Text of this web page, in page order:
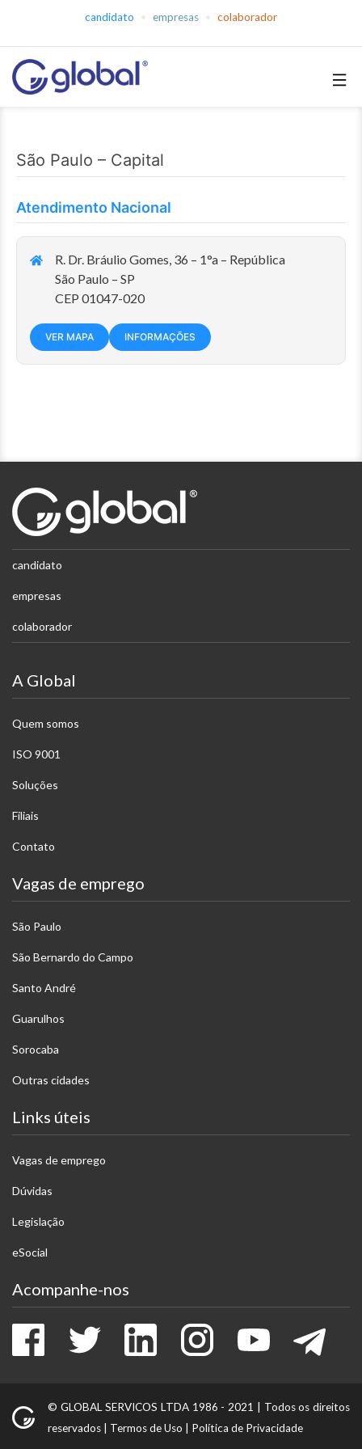
conteúdo
candidato empresas colaborador
São Paulo – Capital
Atendimento Nacional
R. Dr. Bráulio Gomes, 36 – 1°a – República
São Paulo – SP
CEP 01047-020
VER MAPA INFORMAÇÕES
candidato
empresas
colaborador
A Global
Quem somos
ISO 9001
Soluções
Filiais
Contato
Vagas de emprego
São Paulo
São Bernardo do Campo
Santo André
Guarulhos
Sorocaba
Outras cidades
Links úteis
Vagas de emprego
Dúvidas
Legislação
eSocial
Acompanhe-nos
FacebookTwitter LinkedInInstagramYoutube
© GLOBAL SERVICOS LTDA 1986 - 2021 | Todos os direitos
reservados
Termos de Uso Política de Privacidade